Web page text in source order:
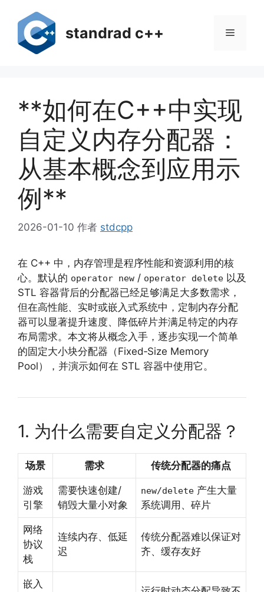
standrad c++ 菜
**如何在C++中实现
自定义内存分配器：
从基本概念到应用示
例**
2026-01-10 作者 stdcpp
在 C++ 中，内存管理是程序性能和资源利用的核
心。默认的 operator new / operator delete 以及
STL 容器背后的分配器已经足够满足大多数需求，
但在高性能、实时或嵌入式系统中，定制内存分配
器可以显著提升速度、降低碎片并满足特定的内存
布局需求。本文将从概念入手，逐步实现一个简单
的固定大小块分配器（Fixed‑Size Memory
Pool），并演示如何在 STL 容器中使用它。
1. 为什么需要自定义分配器？
场景 需求 传统分配器的痛点
游戏
引擎
需要快速创建/
销毁大量小对象
new/delete 产生大量
系统调用、碎片
网络
协议
栈
连续内存、低延
迟
传统分配器难以保证对
齐、缓存友好
嵌入